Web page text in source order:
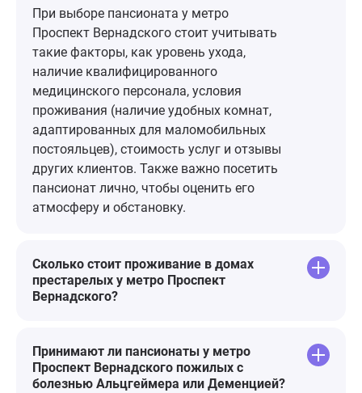
рекомендую!
При выборе пансионата у метро
Проспект Вернадского стоит учитывать
такие факторы, как уровень ухода,
наличие квалифицированного
медицинского персонала, условия
проживания (наличие удобных комнат,
адаптированных для маломобильных
постояльцев), стоимость услуг и отзывы
других клиентов. Также важно посетить
пансионат лично, чтобы оценить его
атмосферу и обстановку.
Сколько стоит проживание в домах
престарелых у метро Проспект
Вернадского?
Принимают ли пансионаты у метро
Проспект Вернадского пожилых с
болезнью Альцгеймера или Деменцией?